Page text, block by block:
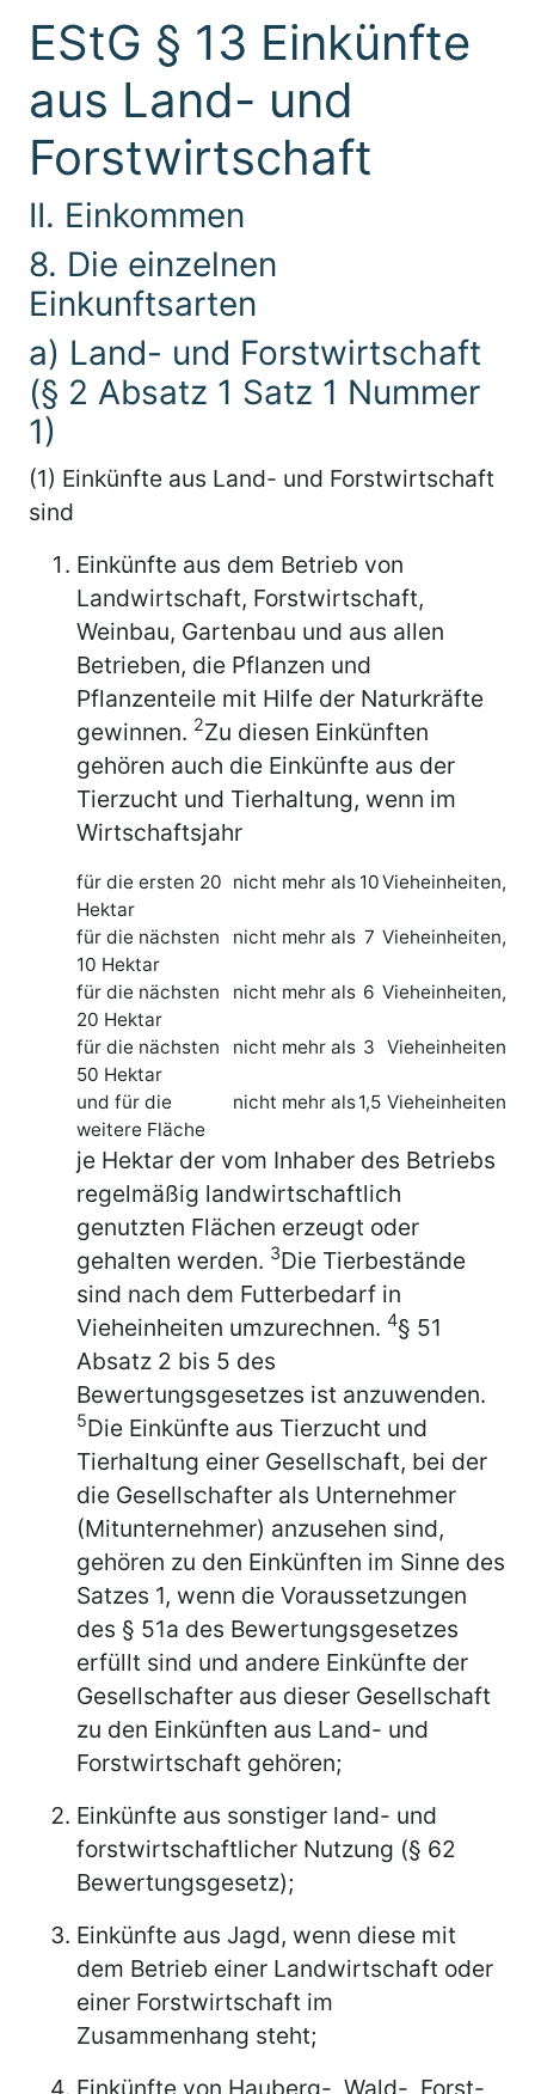
EStG § 13 Einkünfte
aus Land- und
Forstwirtschaft
II. Einkommen
8. Die einzelnen
Einkunftsarten
a) Land- und Forstwirtschaft
(§ 2 Absatz 1 Satz 1 Nummer
1)
(1) Einkünfte aus Land- und Forstwirtschaft
sind
Einkünfte aus dem Betrieb von
Landwirtschaft, Forstwirtschaft,
Weinbau, Gartenbau und aus allen
Betrieben, die Pflanzen und
Pflanzenteile mit Hilfe der Naturkräfte
gewinnen. 2Zu diesen Einkünften
gehören auch die Einkünfte aus der
Tierzucht und Tierhaltung, wenn im
Wirtschaftsjahr
für die ersten 20
Hektar
nicht mehr als 10Vieheinheiten,
für die nächsten
10 Hektar
nicht mehr als 7 Vieheinheiten,
für die nächsten
20 Hektar
nicht mehr als 6 Vieheinheiten,
für die nächsten
50 Hektar
nicht mehr als 3 Vieheinheiten
und für die
weitere Fläche
nicht mehr als1,5 Vieheinheiten
je Hektar der vom Inhaber des Betriebs
regelmäßig landwirtschaftlich
genutzten Flächen erzeugt oder
gehalten werden. 3Die Tierbestände
sind nach dem Futterbedarf in
Vieheinheiten umzurechnen. 4§ 51
Absatz 2 bis 5 des
Bewertungsgesetzes ist anzuwenden.
5Die Einkünfte aus Tierzucht und
Tierhaltung einer Gesellschaft, bei der
die Gesellschafter als Unternehmer
(Mitunternehmer) anzusehen sind,
gehören zu den Einkünften im Sinne des
Satzes 1, wenn die Voraussetzungen
des § 51a des Bewertungsgesetzes
erfüllt sind und andere Einkünfte der
Gesellschafter aus dieser Gesellschaft
zu den Einkünften aus Land- und
Forstwirtschaft gehören;
Einkünfte aus sonstiger land- und
forstwirtschaftlicher Nutzung (§ 62
Bewertungsgesetz);
Einkünfte aus Jagd, wenn diese mit
dem Betrieb einer Landwirtschaft oder
einer Forstwirtschaft im
Zusammenhang steht;
Einkünfte von Hauberg-, Wald-, Forst-